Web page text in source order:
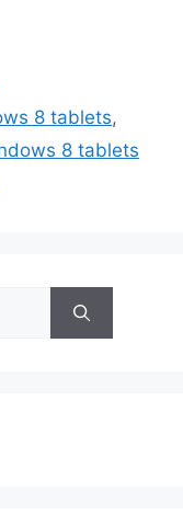
8 tablets,
8 tablets